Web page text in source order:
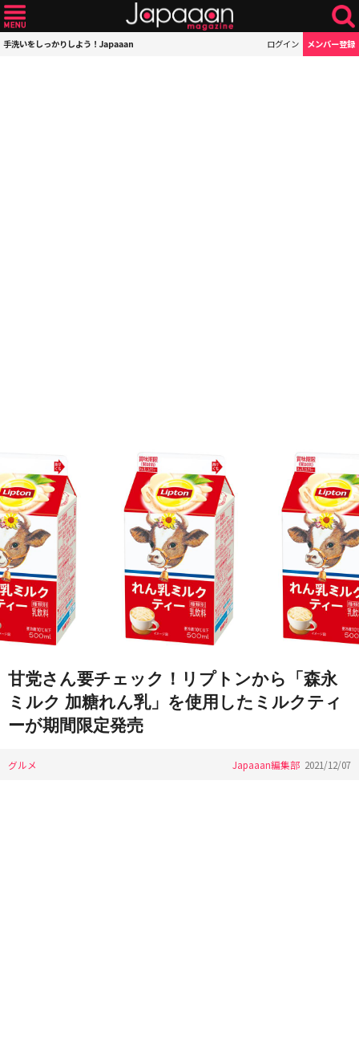
手洗いをしっかりしよう！Japaaan ログイン メンバー登録
甘党さん要チェック！リプトンから「森永
ミルク 加糖れん乳」を使用したミルクティ
ーが期間限定発売
グルメ Japaaan編集部 2021/12/07